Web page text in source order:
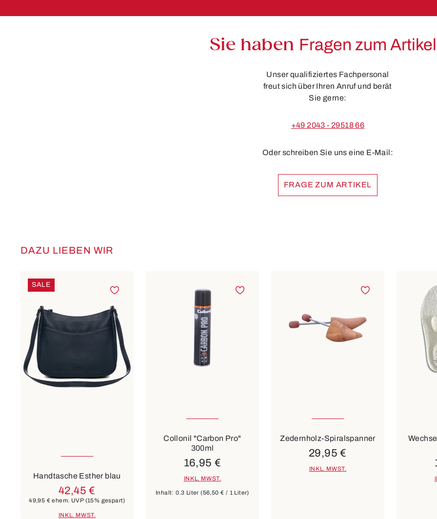
Sie haben Fragen zum
Unser qualifiziertes Fachpersonal
freut sich über Ihren Anruf und berät
Sie gerne:
+49 2043 - 29518 66
Oder schreiben Sie uns eine E-Mail:
FRAGE ZUM ARTIKEL
Produktgalerie überspringen
DAZU LIEBEN WIR
SALE
8 Farben
Handtasche Esther blau
42,45 €
49,95 € ehem. UVP (15% gespart)
INKL. MWST.
Collonil "Carbon Pro"
300ml
Inhalt:0.3 Liter(56,50 € / 1 Liter)
16,95 €
INKL. MWST.
Zedernholz-Spiralspanner
29,95 €
INKL. MWST.